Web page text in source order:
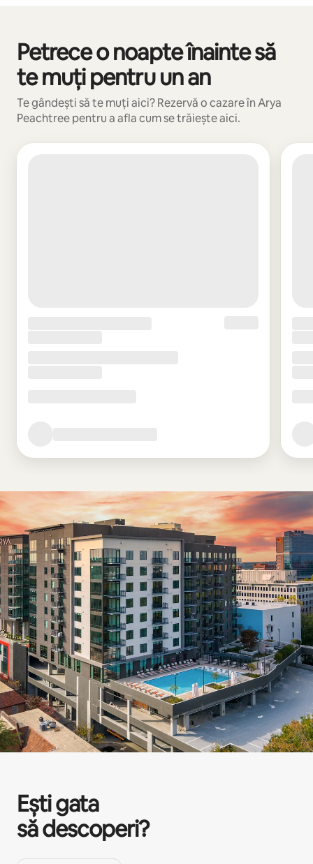
Petrece o noapte înainte să
te muți pentru un an
Te gândești să te muți aici? Rezervă o cazare în Arya
Peachtree pentru a afla cum se trăiește aici.
Se afișează 0 din 0 elemente
Ești gata
să descoperi?